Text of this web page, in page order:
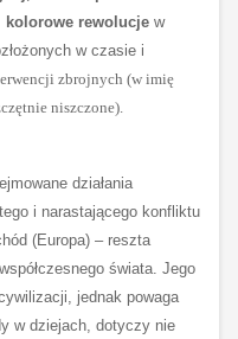
kolorowe rewolucje w
w czasie i
zbrojnych (w imię
niszczone).
działania
i narastającego konfliktu
(Europa) – reszta
świata. Jego
jednak powaga
w dziejach, dotyczy nie